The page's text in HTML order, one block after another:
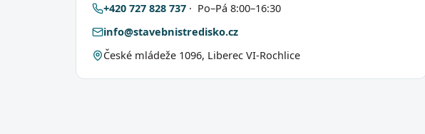
+420 727 828 737 · Po–Pá 8:00–16:30
info@stavebnistredisko.cz
České mládeže 1096, Liberec VI-Rochlice